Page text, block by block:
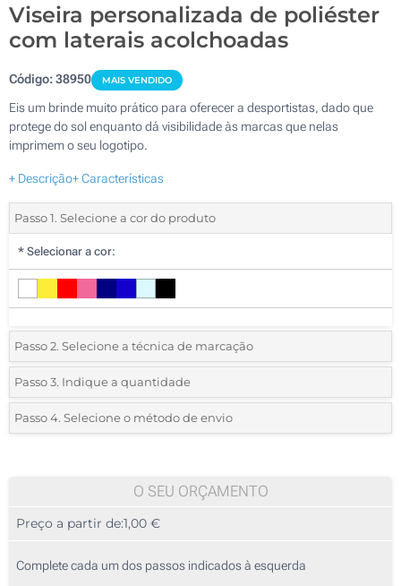
Viseira personalizada de poliéster
com laterais acolchoadas
Código:38950 MAIS VENDIDO
Eis um brinde muito prático para oferecer a desportistas, dado que
protege do sol enquanto dá visibilidade às marcas que nelas
imprimem o seu logotipo.
+ Descrição+ Características
Passo 1. Selecione a cor do produto
* Selecionar a cor:
Passo 2. Selecione a técnica de marcação
*Selecione o tipo de marcação e as cores do logotipo:
1 Cor (Na frente)
Passo 3. Indique a quantidade
*Quantidade mínima:65
130
325
Passo 4. Selecione o método de envio
O SEU ORÇAMENTO
Preço a partir de:1,00 €
Complete cada um dos passos indicados à esquerda